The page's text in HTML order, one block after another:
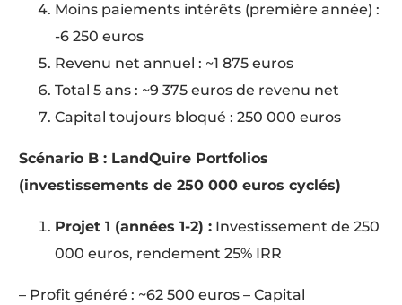
Moins paiements intérêts (première année) :
-6 250 euros
Revenu net annuel : ~1 875 euros
Total 5 ans : ~9 375 euros de revenu net
Capital toujours bloqué : 250 000 euros
Scénario B : LandQuire Portfolios
(investissements de 250 000 euros cyclés)
Projet 1 (années 1-2) : Investissement de 250
000 euros, rendement 25% IRR
– Profit généré : ~62 500 euros – Capital